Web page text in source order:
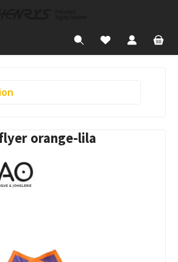
orange-lila